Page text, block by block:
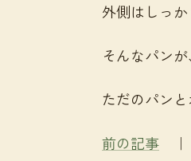
外側はしっ
そんなパン
ただのパン
前の記事 ｜